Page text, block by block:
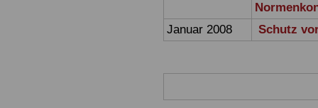
Januar 2008
Schutz